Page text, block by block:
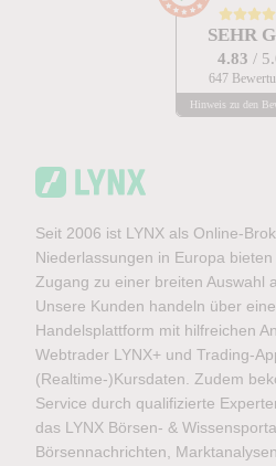
SEHR
4.83 /
647
Hinweis zu den
Seit 2006 ist LYNX als Online-
Niederlassungen in Europa
Zugang zu einer breiten Auswahl
Unsere Kunden handeln über
Handelsplattform mit hilfreichen
Webtrader LYNX+ und Trading-
(Realtime-)Kursdaten. Zudem
Service durch qualifizierte
das LYNX Börsen- &
Börsennachrichten,